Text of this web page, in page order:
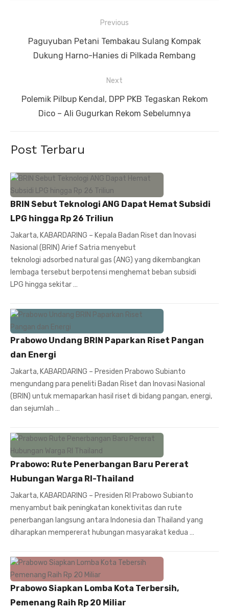
pos
Previous
Previous
Paguyuban Petani Tembakau Sulang Kompak
Dukung Harno-Hanies di Pilkada Rembang
Next
Next
Polemik Pilbup Kendal, DPP PKB Tegaskan Rekom
Dico – Ali Gugurkan Rekom Sebelumnya
Post Terbaru
BRIN Sebut Teknologi ANG Dapat Hemat Subsidi
LPG hingga Rp 26 Triliun
Jakarta, KABARDARING – Kepala Badan Riset dan Inovasi
Nasional (BRIN) Arief Satria menyebut
teknologi adsorbed natural gas (ANG) yang dikembangkan
lembaga tersebut berpotensi menghemat beban subsidi
LPG hingga sekitar …
Prabowo Undang BRIN Paparkan Riset Pangan
dan Energi
Jakarta, KABARDARING – Presiden Prabowo Subianto
mengundang para peneliti Badan Riset dan Inovasi Nasional
(BRIN) untuk memaparkan hasil riset di bidang pangan, energi,
dan sejumlah …
Prabowo: Rute Penerbangan Baru Pererat
Hubungan Warga RI-Thailand
Jakarta, KABARDARING – Presiden RI Prabowo Subianto
menyambut baik peningkatan konektivitas dan rute
penerbangan langsung antara Indonesia dan Thailand yang
diharapkan mempererat hubungan masyarakat kedua …
Prabowo Siapkan Lomba Kota Terbersih,
Pemenang Raih Rp 20 Miliar